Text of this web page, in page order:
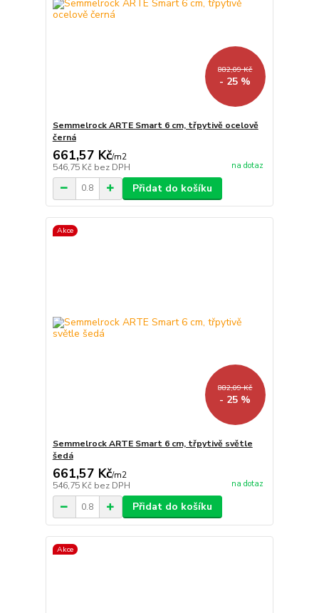
882,09 Kč
- 25 %
Semmelrock ARTE Smart 6 cm, třpytivě ocelově
černá
661,57 Kč/m2
546,75 Kč bez DPH na dotaz
Přidat do košíku
Akce
882,09 Kč
- 25 %
Semmelrock ARTE Smart 6 cm, třpytivě světle
šedá
661,57 Kč/m2
546,75 Kč bez DPH na dotaz
Přidat do košíku
Akce